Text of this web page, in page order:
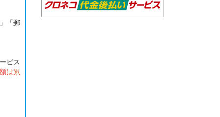
「郵
ビス
は累